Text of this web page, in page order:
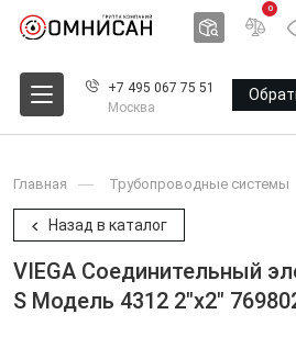
0
+7 495 067 75 51
Москва
Главная Трубопроводные системы
Назад в каталог
VIEGA Соединительный
S Модель 4312 2"x2"